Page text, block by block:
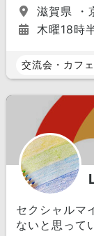
滋賀県 ・
木曜18時
交流会・カフ
セクシャルマ
ないと思って